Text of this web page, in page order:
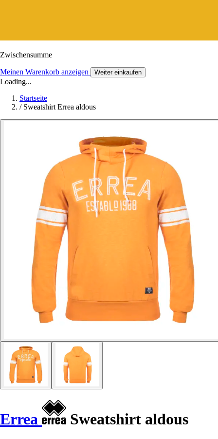
Zwischensumme
Meinen Warenkorb anzeigen Weiter einkaufen
Loading...
Startseite
/ Sweatshirt Errea aldous
Errea Sweatshirt aldous